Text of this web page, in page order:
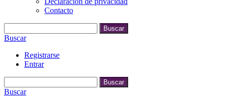
Contacto
Buscar
Buscar
Registrarse
Entrar
Buscar
Buscar